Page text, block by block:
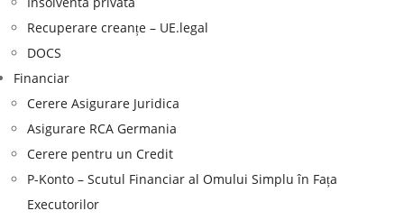
Recuperare creanțe – UE.legal
DOCS
Financiar
Cerere Asigurare Juridica
Asigurare RCA Germania
Cerere pentru un Credit
P-Konto – Scutul Financiar al Omului Simplu în Fața
Executorilor